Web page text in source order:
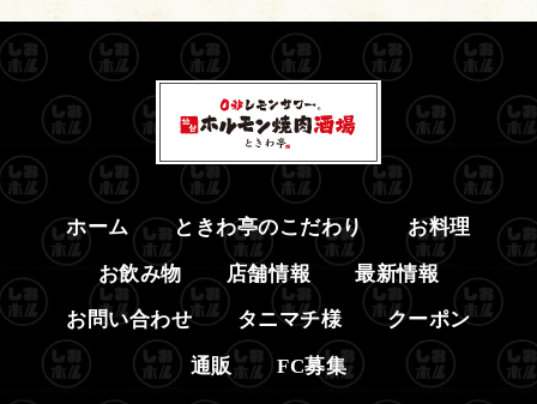
ホーム ときわ亭のこだわり お料理
お飲み物 店舗情報 最新情報
お問い合わせ タニマチ様 クーポン
通販 FC募集